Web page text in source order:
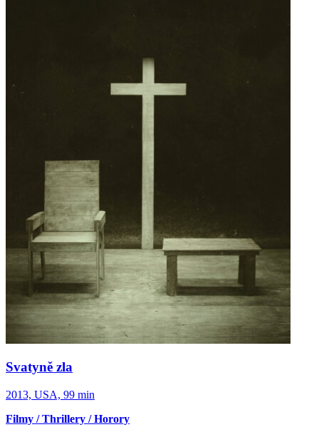
Svatyně zla
2013, USA, 99 min
Filmy / Thrillery / Horory